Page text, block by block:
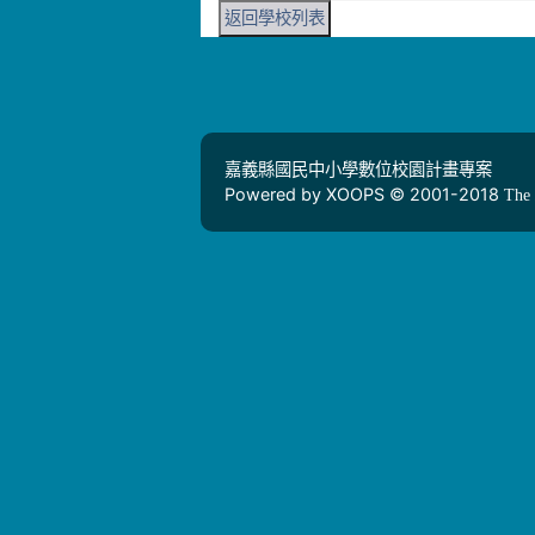
返回學校列表
嘉義縣國民中小學數位校園計畫專案
Powered by XOOPS © 2001-2018 The